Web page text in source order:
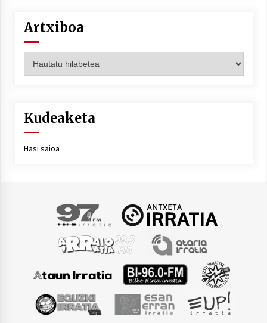
Artxiboa
Kudeaketa
Hasi saioa